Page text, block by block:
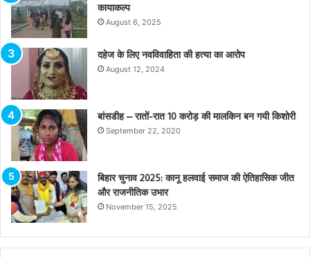
कायाकल्प
August 6, 2025
दहेज के लिए नवविवाहिता की हत्या का आरोप
August 12, 2024
बांसडीह – रातों-रात 10 करोड़ की मालकिन बन गयी किशोरी
September 22, 2020
बिहार चुनाव 2025: कानू हलवाई समाज की ऐतिहासिक जीत
और राजनीतिक उभार
November 15, 2025